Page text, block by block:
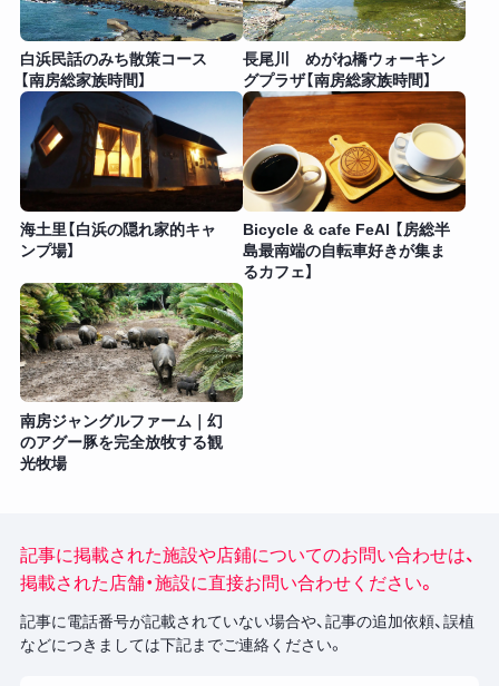
白浜民話のみち散策コース
【南房総家族時間】
長尾川 めがね橋ウォーキン
グプラザ【南房総家族時間】
海土里【白浜の隠れ家的キャ
ンプ場】
Bicycle & cafe FeAl 【房総半
島最南端の自転車好きが集ま
るカフェ】
南房ジャングルファーム｜幻
のアグー豚を完全放牧する観
光牧場
記事に掲載された施設や店鋪についてのお問い合わせは、
掲載された店舗・施設に直接お問い合わせください。
記事に電話番号が記載されていない場合や、記事の追加依頼、誤植
などにつきましては下記までご連絡ください。